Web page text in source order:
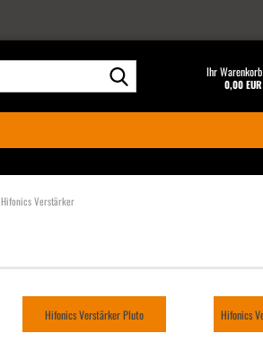
Ihr Warenkorb
0,00 EUR
Hifonics Verstärker
Hifonics Verstärker Pluto Hifonics